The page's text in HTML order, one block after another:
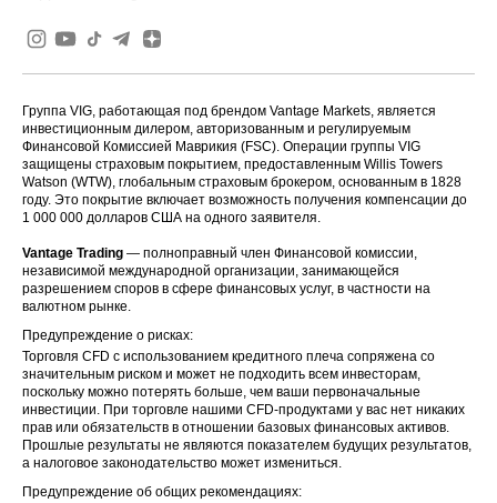
Группа VIG, работающая под брендом Vantage Markets, является
инвестиционным дилером, авторизованным и регулируемым
Финансовой Комиссией Маврикия (FSC). Операции группы VIG
защищены страховым покрытием, предоставленным Willis Towers
Watson (WTW), глобальным страховым брокером, основанным в 1828
году. Это покрытие включает возможность получения компенсации до
1 000 000 долларов США на одного заявителя.
Vantage Trading — полноправный член Финансовой комиссии,
независимой международной организации, занимающейся
разрешением споров в сфере финансовых услуг, в частности на
валютном рынке.
Предупреждение о рисках:
Торговля CFD с использованием кредитного плеча сопряжена со
значительным риском и может не подходить всем инвесторам,
поскольку можно потерять больше, чем ваши первоначальные
инвестиции. При торговле нашими CFD-продуктами у вас нет никаких
прав или обязательств в отношении базовых финансовых активов.
Прошлые результаты не являются показателем будущих результатов,
а налоговое законодательство может измениться.
Предупреждение об общих рекомендациях: